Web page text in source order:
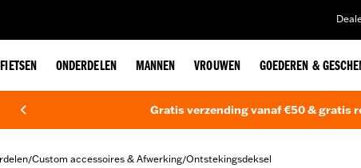
ONDERDELEN MANNEN VROUWEN GOEDEREN &
Gratis verzending vanaf €50 & gratis
/Custom accessoires & Afwerking/Ontstekingsdeksel